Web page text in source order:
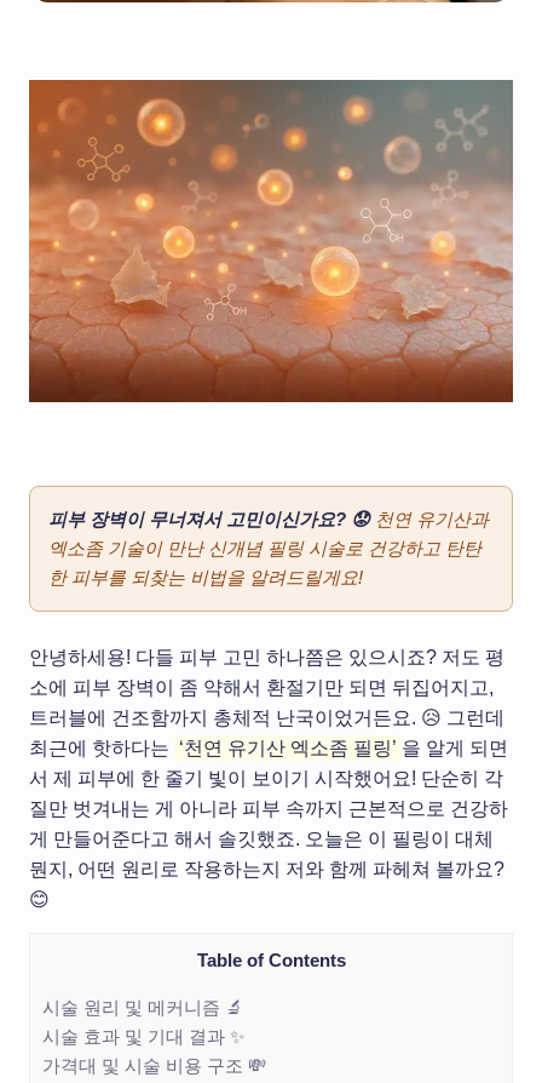
피부 장벽이 무너져서 고민이신가요? 😟천연 유기산과
엑소좀 기술이 만난 신개념 필링 시술로 건강하고 탄탄
한 피부를 되찾는 비법을 알려드릴게요!
안녕하세용! 다들 피부 고민 하나쯤은 있으시죠? 저도 평
소에 피부 장벽이 좀 약해서 환절기만 되면 뒤집어지고,
트러블에 건조함까지 총체적 난국이었거든요. 😥 그런데
최근에 핫하다는 ‘천연 유기산 엑소좀 필링’ 을 알게 되면
서 제 피부에 한 줄기 빛이 보이기 시작했어요! 단순히 각
질만 벗겨내는 게 아니라 피부 속까지 근본적으로 건강하
게 만들어준다고 해서 솔깃했죠. 오늘은 이 필링이 대체
뭔지, 어떤 원리로 작용하는지 저와 함께 파헤쳐 볼까요?
😊
Table of Contents
시술 원리 및 메커니즘 🔬
시술 효과 및 기대 결과 ✨
가격대 및 시술 비용 구조 💸